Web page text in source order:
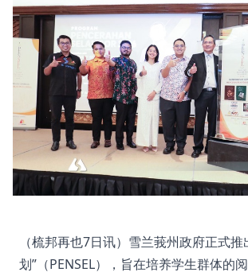
（梳邦再也7日讯）雪兰莪州政府正式
划”（PENSEL），旨在培养学生群体的